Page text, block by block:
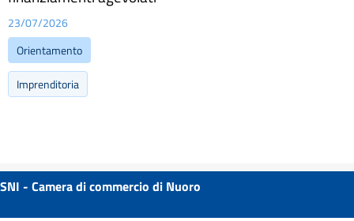
23/07/2026
Orientamento
Imprenditoria
SNI - Camera di commercio di Nuoro